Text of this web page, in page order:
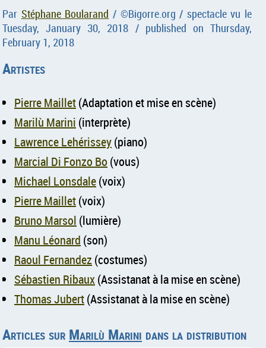
Par Stéphane Boularand / ©Bigorre.org / spectacle vu le
Tuesday, January 30, 2018 / published on Thursday,
February 1, 2018
Artistes
Pierre Maillet(Adaptation et mise en scène)
Marilù Marini (interprète)
Lawrence Lehérissey(piano)
Marcial Di Fonzo Bo (vous)
Michael Lonsdale(voix)
Pierre Maillet(voix)
Bruno Marsol (lumière)
Manu Léonard (son)
Raoul Fernandez(costumes)
Sébastien Ribaux(Assistanat à la mise en scène)
Thomas Jubert(Assistanat à la mise en scène)
Articles sur Marilù Marini dans la distribution